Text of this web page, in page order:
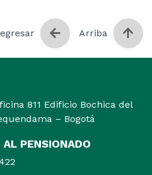
Arriba
811 Edificio Bochica del
– Bogotá
PENSIONADO